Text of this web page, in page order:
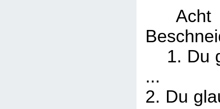
Acht
1. Du
...
2. Du